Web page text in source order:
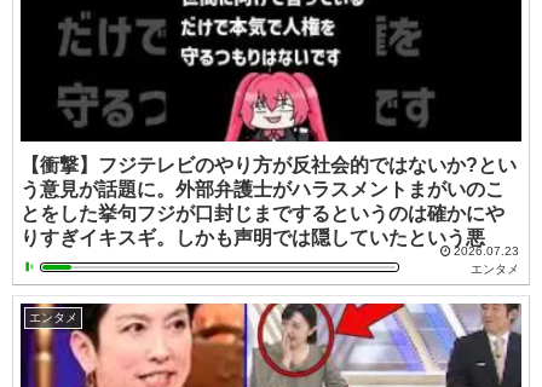
【衝撃】フジテレビのやり方が反社会的ではないか?とい
う意見が話題に。外部弁護士がハラスメントまがいのこ
とをした挙句フジが口封じまでするというのは確かにや
りすぎイキスギ。しかも声明では隠していたという悪
2026.07.23
エンタメ
エンタメ